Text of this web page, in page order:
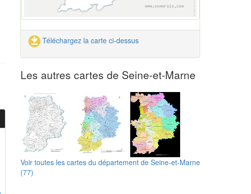
Téléchargez la carte ci-dessus
Les autres cartes de Seine-et-Marne
Voir toutes les cartes du département de Seine-et-Marne
(77)